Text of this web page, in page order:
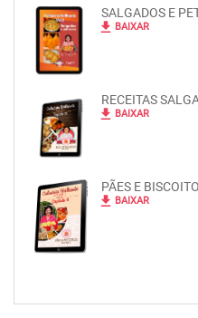
SALGADOS E
file_download BAIXAR
RECEITAS
file_download BAIXAR
PÃES E
file_download BAIXAR